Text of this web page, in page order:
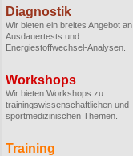
Diagnostik
Wir bieten ein breites Angebot an
Ausdauertests und
Energiestoffwechsel-Analysen.
Workshops
Wir bieten Workshops zu
trainingswissenschaftlichen und
sportmedizinischen Themen.
Training